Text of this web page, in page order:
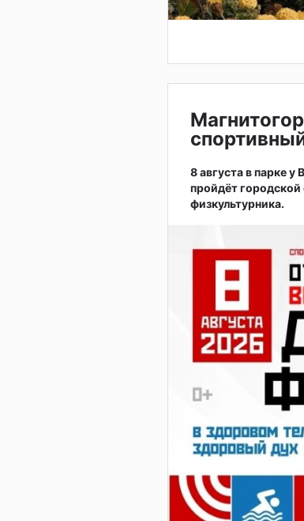
8 августа в парке
пройдёт
физкультурника.